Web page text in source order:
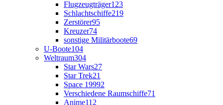
Flugzeugträger123
Schlachtschiffe219
Zerstörer95
Kreuzer74
sonstige Militärboote69
U-Boote104
Weltraum304
Star Wars27
Star Trek21
Space 19992
Verschiedene Raumschiffe71
Anime112